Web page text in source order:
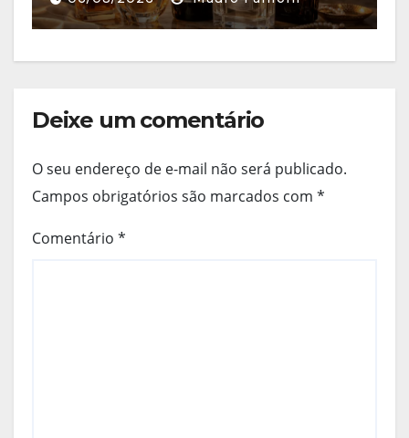
Deixe um comentário
O seu endereço de e-mail não será publicado.
Campos obrigatórios são marcados com *
Comentário *